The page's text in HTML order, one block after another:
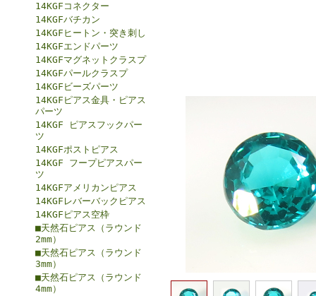
14KGFコネクター
14KGFバチカン
14KGFヒートン・突き刺し
14KGFエンドパーツ
14KGFマグネットクラスプ
14KGFパールクラスプ
14KGFビーズパーツ
14KGFピアス金具・ピアス
パーツ
14KGF ピアスフックパー
ツ
14KGFポストピアス
14KGF フープピアスパー
ツ
14KGFアメリカンピアス
14KGFレバーバックピアス
14KGFピアス空枠
■天然石ピアス（ラウンド
2mm）
■天然石ピアス（ラウンド
3mm）
■天然石ピアス（ラウンド
4mm）